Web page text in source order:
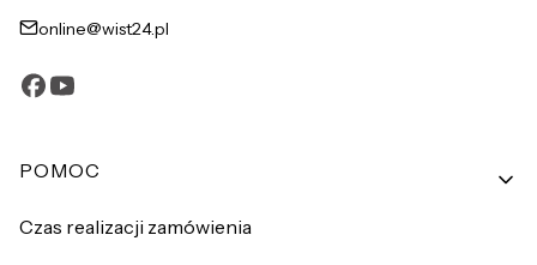
online@wist24.pl
Linki w stopce
POMOC
Czas realizacji zamówienia